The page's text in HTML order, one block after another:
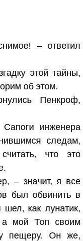
– ответил
этой тайны,
об этом.
Пенкроф,
инженера
следам,
что это
– значит, я все
был обвинить в
как лунатик,
а мой Топ своим
пещеру. Он же,